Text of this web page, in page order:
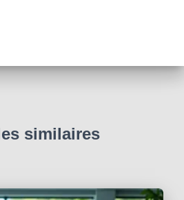
similaires